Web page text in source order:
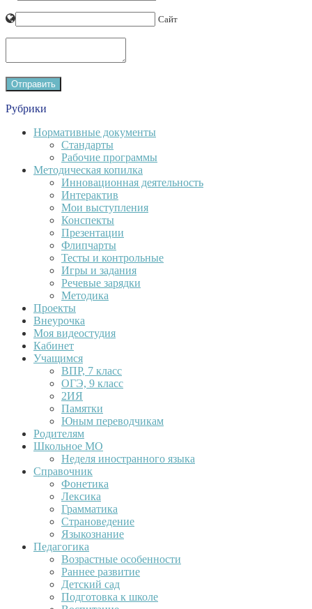
Сайт
Рубрики
Нормативные документы
Стандарты
Рабочие программы
Методическая копилка
Инновационная деятельность
Интерактив
Мои выступления
Конспекты
Презентации
Флипчарты
Тесты и контрольные
Игры и задания
Речевые зарядки
Методика
Проекты
Внеурочка
Моя видеостудия
Кабинет
Учащимся
ВПР, 7 класс
ОГЭ, 9 класс
2ИЯ
Памятки
Юным переводчикам
Родителям
Школьное МО
Неделя иностранного языка
Справочник
Фонетика
Лексика
Грамматика
Страноведение
Языкознание
Педагогика
Возрастные особенности
Раннее развитие
Детский сад
Подготовка к школе